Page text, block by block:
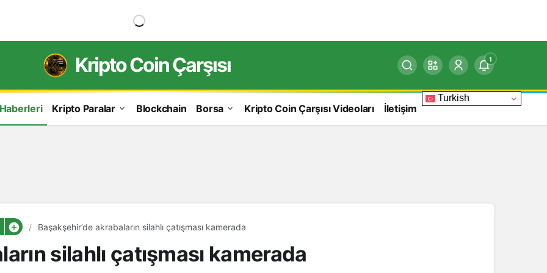
Kripto Coin Çarşısı 1
Kripto Paralar Blockchain Borsa Kripto Coin Çarşısı Videoları İletişim
Turkish
Başakşehir’de akrabaların silahlı çatışması kamerada
silahlı çatışması kamerada